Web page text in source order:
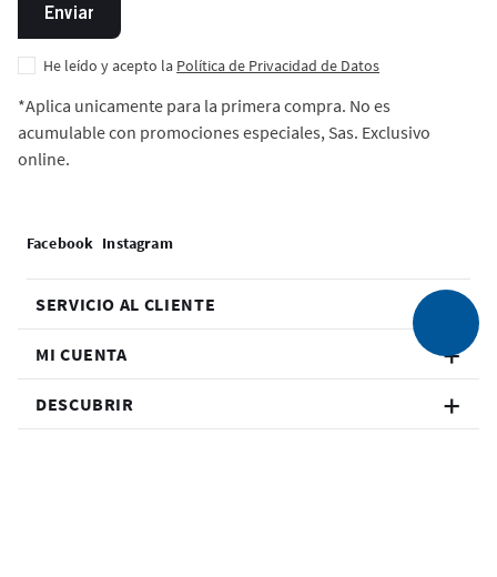
Enviar
He leído y acepto la Política de Privacidad de Datos
*Aplica unicamente para la primera compra. No es
acumulable con promociones especiales, Sas. Exclusivo
online.
SERVICIO AL CLIENTE
MI CUENTA
DESCUBRIR